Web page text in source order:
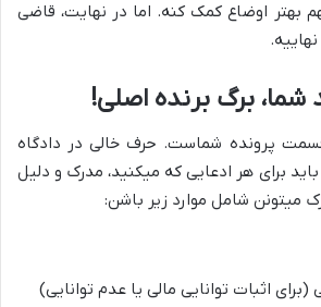
بهتر اوضاع کمک کنه. اما در نهایت، قاضی
برگ برنده اصلی!
پرونده شماست. حرف خالی در دادگاه
برای هر ادعایی که میکنید، مدرک و دلیل
میتونن شامل موارد زیر باشن:
اثبات توانایی مالی یا عدم توانایی)